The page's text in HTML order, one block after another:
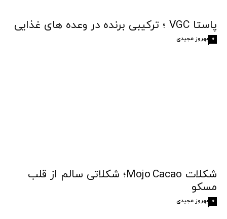
پاستا VGC ؛ ترکیبی برنده در وعده های غذایی
بهروز مجیدی 0
شکلات Mojo Cacao؛ شکلاتی سالم از قلب
مسکو
بهروز مجیدی 0